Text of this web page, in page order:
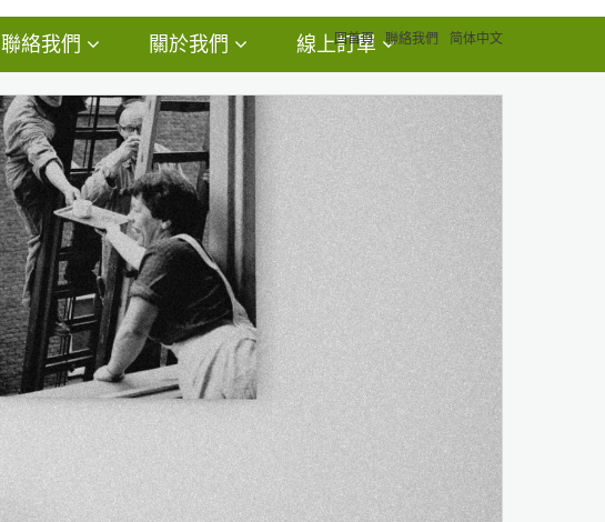
回首頁 聯絡我們 简体中文
聯絡我們 關於我們 線上訂單